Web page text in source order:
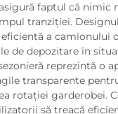
faptul că nimic
tranziției.
a camionului
de depozitare în
reprezintă o
transparente
rotației garderobei.
să treacă